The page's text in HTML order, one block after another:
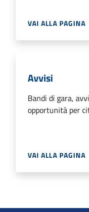
VAI ALLA PAGINA
Avvisi
Bandi di gara,
opportunità per
VAI ALLA PAGINA